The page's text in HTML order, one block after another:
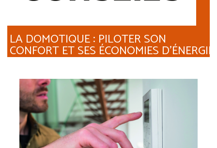
LA DOMOTIQUE : PILOTER SON
CONFORT ET SES ÉCONOMIES D’ÉNERGIE